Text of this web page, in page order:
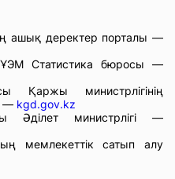
ашық деректер порталы —
ҰЭМ Статистика бюросы —
Қаржы министрлігінің
— kgd.gov.kz
Әділет министрлігі —
мемлекеттік сатып алу